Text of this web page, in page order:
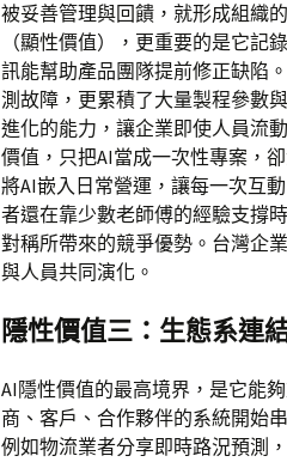
被妥善管理與回饋，就形成組織
（顯性價值），更重要的是它記
訊能幫助產品團隊提前修正缺陷
測故障，更累積了大量製程參數
進化的能力，讓企業即使人員流
價值，只把AI當成一次性專案，
將AI嵌入日常營運，讓每一次互
者還在靠少數老師傅的經驗支撐
對稱所帶來的競爭優勢。台灣企
與人員共同演化。
隱性價值三：生態系連
AI隱性價值的最高境界，是它能
商、客戶、合作夥伴的系統開始
例如物流業者分享即時路況預測